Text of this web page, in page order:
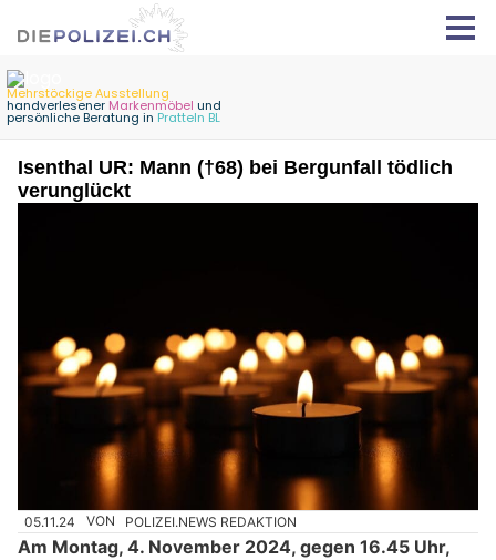
Isenthal UR: Mann (†68) bei Bergunfall tödlich
verunglückt
05.11.24 VON POLIZEI.NEWS REDAKTION
Am Montag, 4. November 2024, gegen 16.45 Uhr,